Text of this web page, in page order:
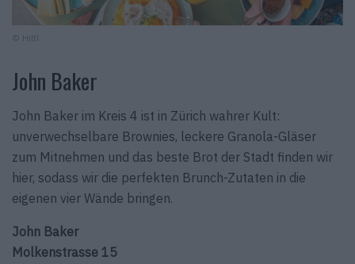
© Hiltl
John Baker
John Baker im Kreis 4 ist in Zürich wahrer Kult:
unverwechselbare Brownies, leckere Granola-Gläser
zum Mitnehmen und das beste Brot der Stadt finden wir
hier, sodass wir die perfekten Brunch-Zutaten in die
eigenen vier Wände bringen.
John Baker
Molkenstrasse 15